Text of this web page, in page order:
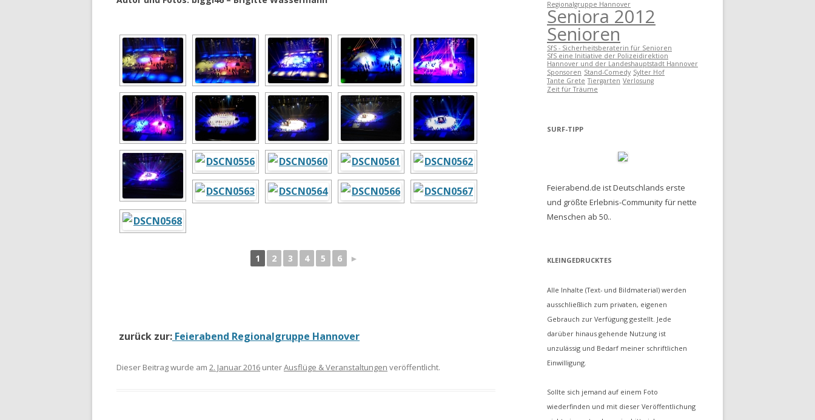
1 2 3 4 5 6 ►
zurück zur: Feierabend Regionalgruppe Hannover
Dieser Beitrag wurde am 2. Januar 2016 unterAusflüge & Veranstaltungen veröffentlicht.
Regionalgruppe Hannover
Seniora 2012
Senioren
SfS - Sicherheitsberaterin für Senioren
SfS eine Initiative der Polizeidirektion
Hannover und der Landeshauptstadt Hannover
Sponsoren Stand-Comedy Sylter Hof
Tante Grete Tiergarten Verlosung
Zeit für Träume
SURF-TIPP
Feierabend.de ist Deutschlands erste
und größte Erlebnis-Community für nette
Menschen ab 50..
KLEINGEDRUCKTES
Alle Inhalte (Text- und Bildmaterial) werden
ausschließlich zum privaten, eigenen
Gebrauch zur Verfügung gestellt. Jede
darüber hinaus gehende Nutzung ist
unzulässig und Bedarf meiner schriftlichen
Einwilligung.
Sollte sich jemand auf einem Foto
wiederfinden und mit dieser Veröffentlichung